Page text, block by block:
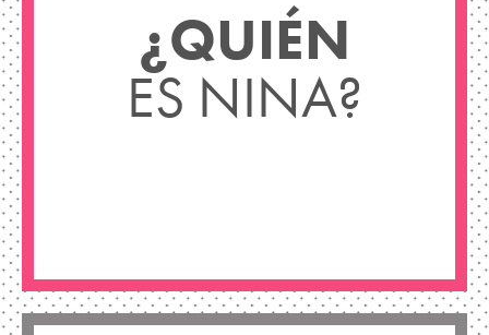
¿QUIÉN
ES NINA?